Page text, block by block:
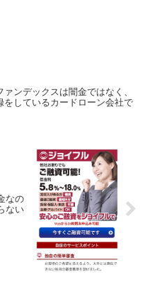
ァンデックスは闇金ではなく、
をしているカードローン会社で
なの
ない